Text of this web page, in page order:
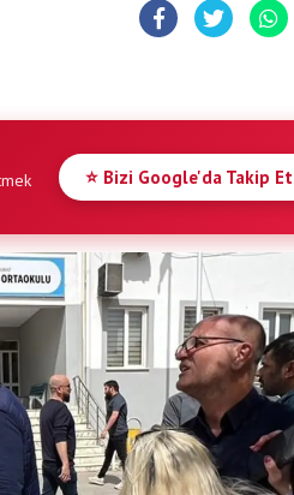
⭐ Bizi Google'da Takip Et